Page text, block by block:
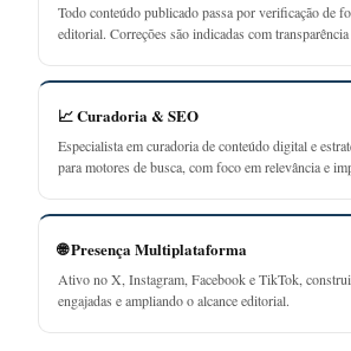
Todo conteúdo publicado passa por verificação de
editorial. Correções são indicadas com
📈 Curadoria & SEO
Especialista em curadoria de conteúdo digital e
para motores de busca, com foco em relevância e
🌐 Presença Multiplataforma
Ativo no X, Instagram, Facebook e TikTok,
engajadas e ampliando o alcance editorial.